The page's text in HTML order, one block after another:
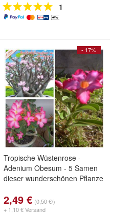
1
- 17%
Tropische Wüstenrose -
Adenium Obesum - 5 Samen
dieser wunderschönen Pflanze
2,49 € (0,50 €/)
+ 1,10 € Versand